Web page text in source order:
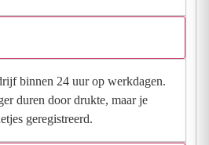
binnen 24 uur op werkdagen.
duren door drukte, maar je
geregistreerd.